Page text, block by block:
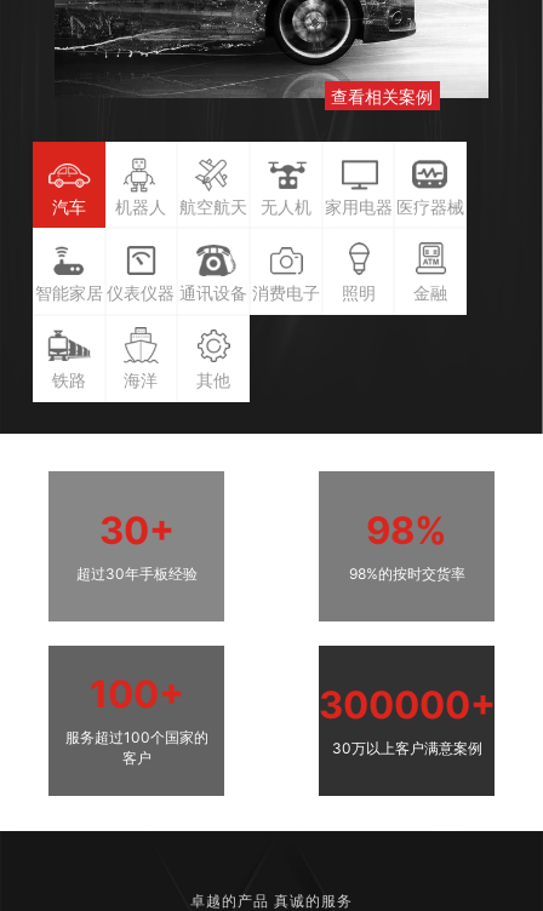
查看相关案例
汽车 机器人 航空航天 无人机 家用电器 医疗器械
智能家居 仪表仪器 通讯设备 消费电子 照明 金融
铁路 海洋 其他
30+
超过30年手板经验
98%
98%的按时交货率
100+
服务超过100个国家的
客户
300000+
30万以上客户满意案例
卓越的产品 真诚的服务